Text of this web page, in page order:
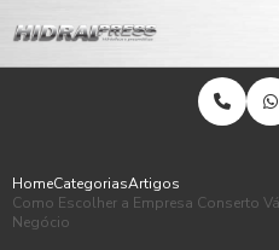
HomeCategoriasArtigos
Como Escolher a Empresa Conserto
Negócio